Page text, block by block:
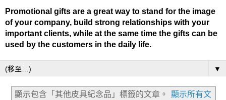
Promotional gifts are a great way to stand for the image
of your company, build strong relationships with your
important clients, while at the same time the gifts can be
used by the customers in the daily life.
▼
顯示包含「其他皮具紀念品」 標籤的文章。
顯示所有文